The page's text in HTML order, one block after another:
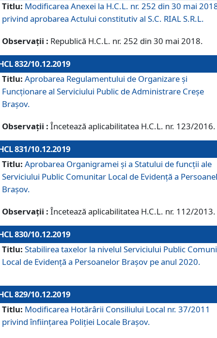
Titlu: Modificarea Anexei la H.C.L. nr. 252 din 30 mai
privind aprobarea Actului constitutiv al S.C. RIAL S.R.L.
Observații : Republică H.C.L. nr. 252 din 30 mai 2018.
832/10.12.2019
Titlu: Aprobarea Regulamentului de Organizare și
Funcționare al Serviciului Public de Administrare Creșe
Brașov.
Observații : Încetează aplicabilitatea H.C.L. nr. 123/2016.
831/10.12.2019
Titlu: Aprobarea Organigramei și a Statului de funcții ale
Serviciului Public Comunitar Local de Evidență a
Brașov.
Observații : Încetează aplicabilitatea H.C.L. nr. 112/2013.
830/10.12.2019
Titlu: Stabilirea taxelor la nivelul Serviciului Public
Local de Evidenţă a Persoanelor Braşov pe anul 2020.
829/10.12.2019
Titlu: Modificarea Hotărârii Consiliului Local nr. 37/2011
privind înființarea Poliției Locale Brașov.